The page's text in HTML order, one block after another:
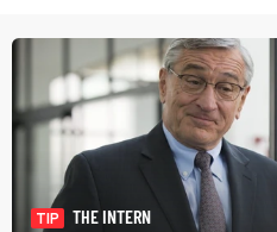
TIP
THE INTERN